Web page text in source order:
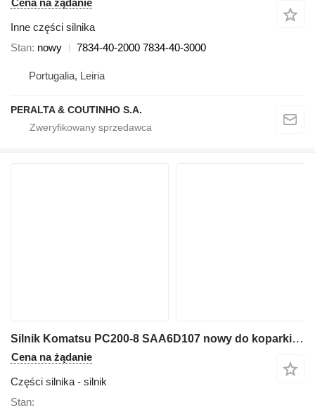
Cena na żądanie
Inne części silnika
Stan nowy 7834-40-2000 7834-40-3000
Portugalia, Leiria
PERALTA & COUTINHO S.A.
Silnik Komatsu PC200-8 SAA6D107 nowy do koparki engine assy
Cena na żądanie
Części silnika - silnik
Stan